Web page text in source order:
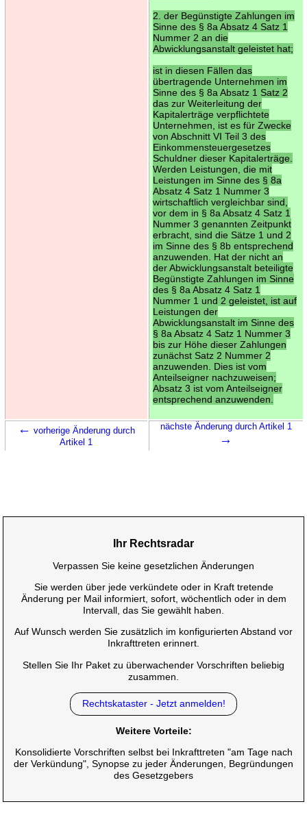
2. der Begünstigte Zahlungen im
Sinne des § 8a Absatz 4 Satz 1
Nummer 2 an die
Abwicklungsanstalt geleistet hat;
ist in diesen Fällen das
übertragende Unternehmen im
Sinne des § 8a Absatz 1 Satz 2
das zur Weiterleitung der
Kapitalerträge verpflichtete
Unternehmen, ist es für Zwecke
von Abschnitt VI Teil 3 des
Einkommensteuergesetzes
Schuldner dieser Kapitalerträge.
Werden Leistungen, die mit
Leistungen im Sinne des § 8a
Absatz 4 Satz 1 Nummer 3
wirtschaftlich vergleichbar sind,
vor dem in § 8a Absatz 4 Satz 1
Nummer 3 genannten Zeitpunkt
erbracht, sind die Sätze 1 und 2
im Sinne des § 8b entsprechend
anzuwenden. Hat der nicht an
der Abwicklungsanstalt beteiligte
Begünstigte Zahlungen im Sinne
des § 8a Absatz 4 Satz 1
Nummer 1 und 2 geleistet, ist auf
Leistungen der
Abwicklungsanstalt im Sinne des
§ 8a Absatz 4 Satz 1 Nummer 3
bis zur Höhe dieser Zahlungen
zunächst Satz 2 Nummer 2
anzuwenden. Dies ist vom
Anteilseigner nachzuweisen;
Absatz 3 ist vom Anteilseigner
entsprechend anzuwenden.
← vorherige Änderung durch
Artikel 1
nächste Änderung durch Artikel 1
→
Ihr Rechtsradar
Verpassen Sie keine gesetzlichen Änderungen
Sie werden über jede verkündete oder in Kraft tretende
Änderung per Mail informiert, sofort, wöchentlich oder in dem
Intervall, das Sie gewählt haben.
Auf Wunsch werden Sie zusätzlich im konfigurierten Abstand vor
Inkrafttreten erinnert.
Stellen Sie Ihr Paket zu überwachender Vorschriften beliebig
zusammen.
Rechtskataster - Jetzt anmelden!
Weitere Vorteile:
Konsolidierte Vorschriften selbst bei Inkrafttreten "am Tage nach
der Verkündung", Synopse zu jeder Änderungen, Begründungen
des Gesetzgebers